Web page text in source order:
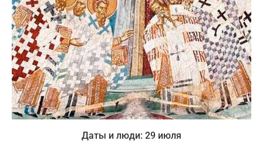
Даты и люди: 29 июля